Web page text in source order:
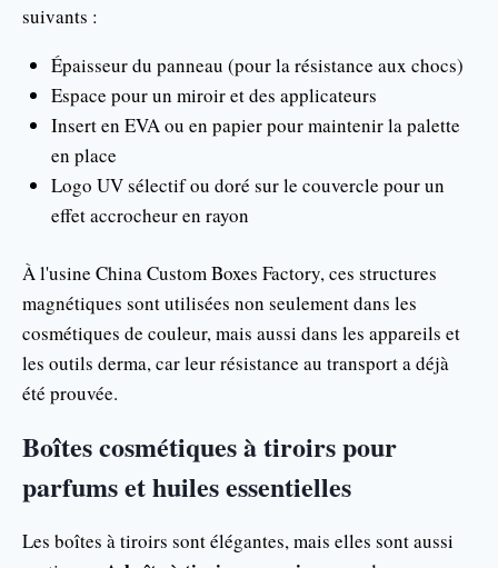
suivants :
Épaisseur du panneau (pour la résistance aux chocs)
Espace pour un miroir et des applicateurs
Insert en EVA ou en papier pour maintenir la palette
en place
Logo UV sélectif ou doré sur le couvercle pour un
effet accrocheur en rayon
À l'usine China Custom Boxes Factory, ces structures
magnétiques sont utilisées non seulement dans les
cosmétiques de couleur, mais aussi dans les appareils et
les outils derma, car leur résistance au transport a déjà
été prouvée.
Boîtes cosmétiques à tiroirs pour
parfums et huiles essentielles
Les boîtes à tiroirs sont élégantes, mais elles sont aussi